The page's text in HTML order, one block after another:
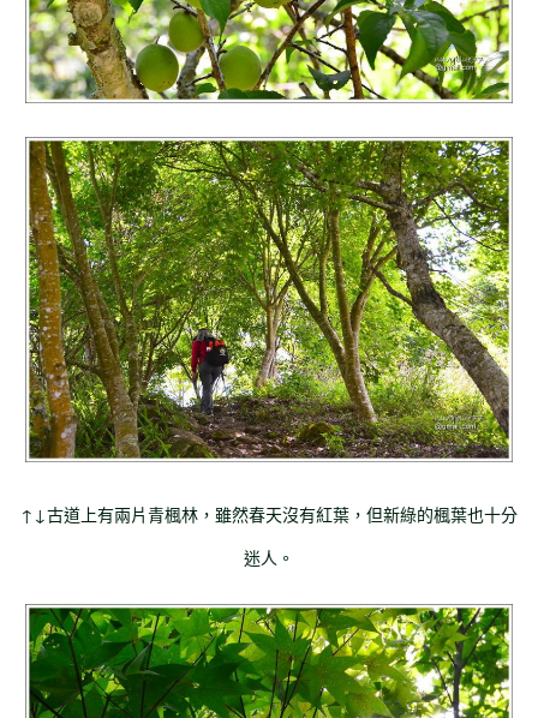
↑↓古道上有兩片青楓林，雖然春天沒有紅葉，但新綠的楓葉也十分
迷人。